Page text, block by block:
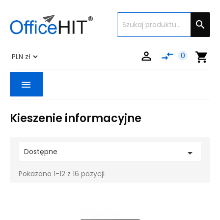

shopping_cart
compare_arrows 0

menu
Kieszenie informacyjne
Dostępne 
Pokazano 1-12 z 16 pozycji